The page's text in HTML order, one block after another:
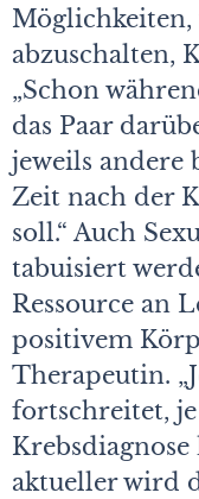
abzuschalten,
„Schon
das Paar
jeweils andere
Zeit nach der
soll.“ Auch
tabuisiert
Ressource an
positivem
Therapeutin.
fortschreitet,
aktueller wird